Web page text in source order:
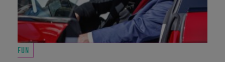
FUN